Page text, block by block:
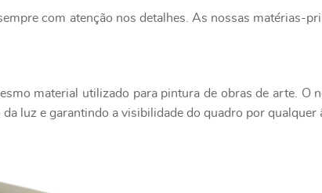
com atenção nos detalhes. As nossas matérias-
material utilizado para pintura de obras de arte. O
luz e garantindo a visibilidade do quadro por qualquer